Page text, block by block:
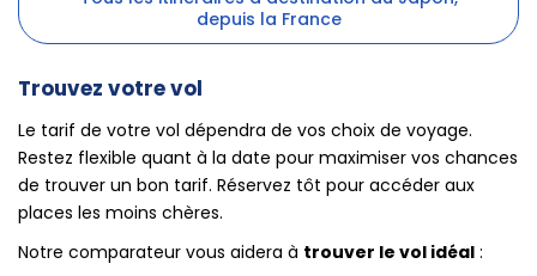
depuis la France
Trouvez votre vol
Le tarif de votre vol dépendra de vos choix de voyage.
Restez flexible quant à la date pour maximiser vos chances
de trouver un bon tarif. Réservez tôt pour accéder aux
places les moins chères.
Notre comparateur vous aidera à trouver le vol idéal :